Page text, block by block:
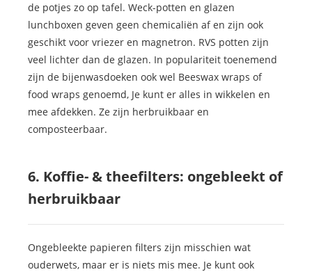
de potjes zo op tafel. Weck-potten en glazen
lunchboxen geven geen chemicaliën af en zijn ook
geschikt voor vriezer en magnetron. RVS potten zijn
veel lichter dan de glazen. In populariteit toenemend
zijn de bijenwasdoeken ook wel Beeswax wraps of
food wraps genoemd, Je kunt er alles in wikkelen en
mee afdekken. Ze zijn herbruikbaar en
composteerbaar.
6. Koffie- & theefilters: ongebleekt of
herbruikbaar
Ongebleekte papieren filters zijn misschien wat
ouderwets, maar er is niets mis mee. Je kunt ook